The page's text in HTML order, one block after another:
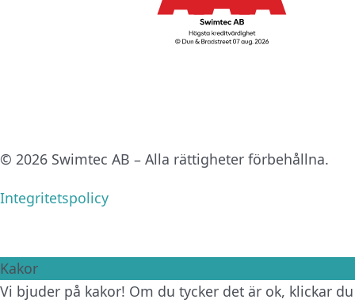
© 2026 Swimtec AB – Alla rättigheter förbehållna.
Integritetspolicy
Kakor
Vi bjuder på kakor! Om du tycker det är ok, klickar du